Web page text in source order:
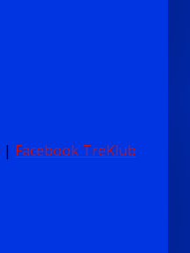
| Facebook TreKlub